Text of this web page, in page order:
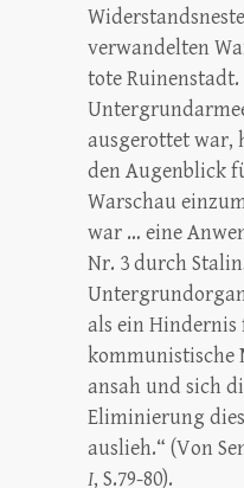
verwandelten
tote
ausgerottet war,
den Augenblick
Warschau
war … eine
Nr. 3 durch
als ein Hindernis
kommunistische
ansah und sich
Eliminierung
auslieh.“ (Von
I, S.79-80).